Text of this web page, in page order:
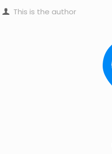
This is the author